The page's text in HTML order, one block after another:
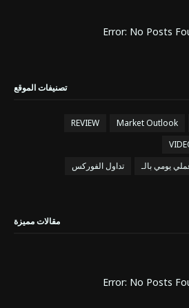
Error: No Posts
تصنيفات الموقع
Market Outlook
REVIEW
تداول الفوركس
مقالات مميزة
Error: No Posts